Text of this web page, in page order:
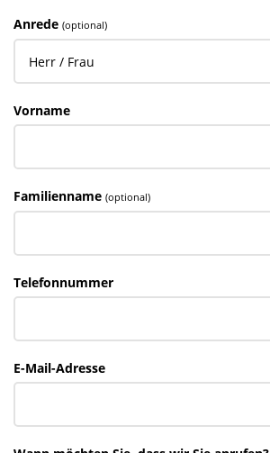
Anrede (optional)
Vorname
Familienname (optional)
Telefonnummer
E-Mail-Adresse